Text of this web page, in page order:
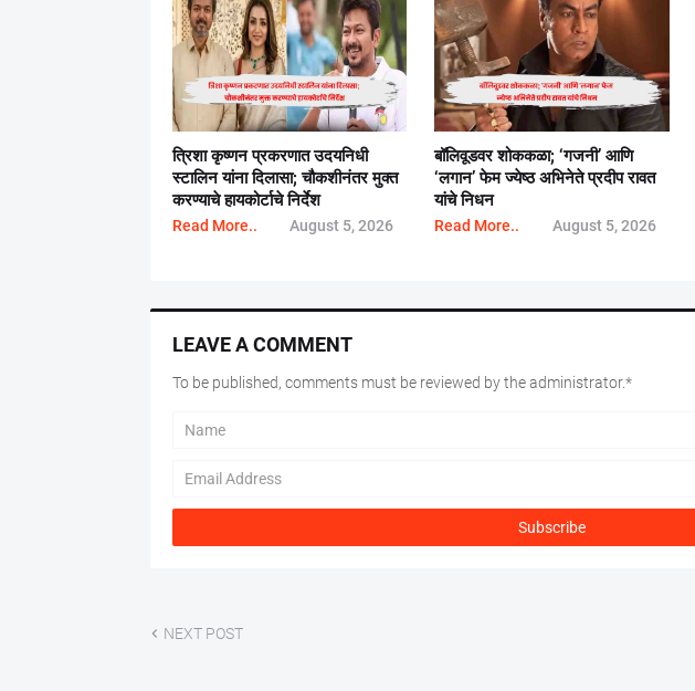
त्रिशा कृष्णन प्रकरणात उदयनिधी
स्टालिन यांना दिलासा; चौकशीनंतर मुक्त
करण्याचे हायकोर्टाचे निर्देश
Read More.. August 5, 2026
बॉलिवूडवर शोककळा; ‘गजनी’ आणि
‘लगान’ फेम ज्येष्ठ अभिनेते प्रदीप रावत
यांचे निधन
Read More.. August 5, 2026
LEAVE A COMMENT
To be published, comments must be reviewed by the administrator.*
NEXT POST